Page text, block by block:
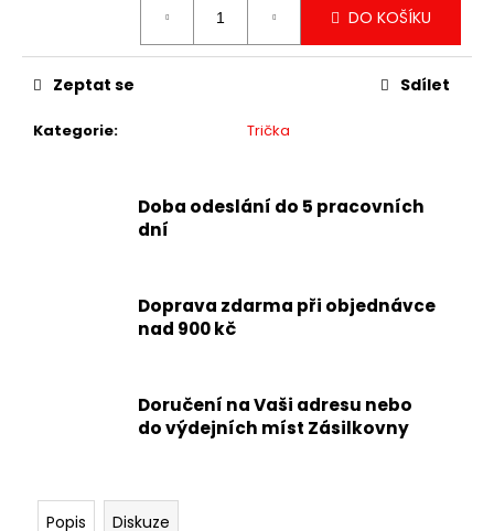
DO KOŠÍKU
Kategorie: Trička
Zeptat se Sdílet
Doba odeslání do 5 pracovních
dní
Doprava zdarma při objednávce
nad 900 kč
Doručení na Vaši adresu nebo
do výdejních míst Zásilkovny
Popis Diskuze